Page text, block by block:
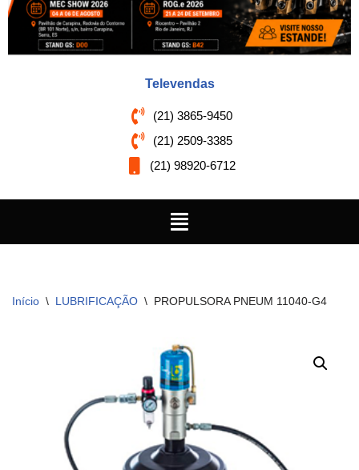
Televendas
(21) 3865-9450
(21) 2509-3385
(21) 98920-6712
Início \ LUBRIFICAÇÃO \ PROPULSORA PNEUM 11040-G4